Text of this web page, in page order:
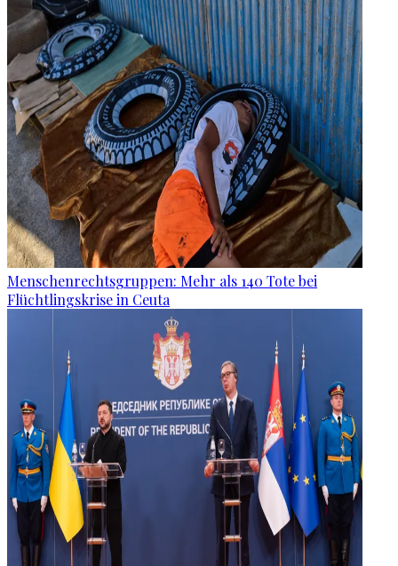
Menschenrechtsgruppen: Mehr als 140 Tote bei
Flüchtlingskrise in Ceuta